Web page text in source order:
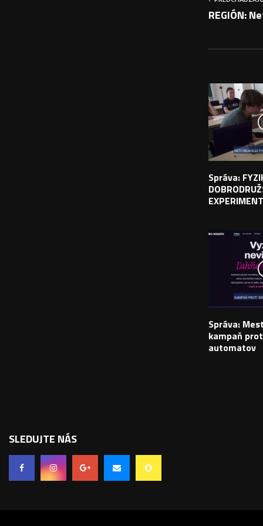
REGIÓN:
Správa:
Správa:
kampaň
automatov
SLEDUJTE NÁS